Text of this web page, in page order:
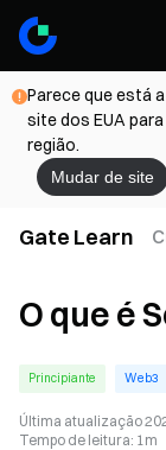
Parece que está
site dos EUA
região.
Mudar de site
Gate Learn
O que é
Principiante Web3
Última atualização
Tempo de leitura: 1m